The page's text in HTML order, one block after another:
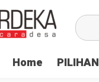
Home PILIHAN